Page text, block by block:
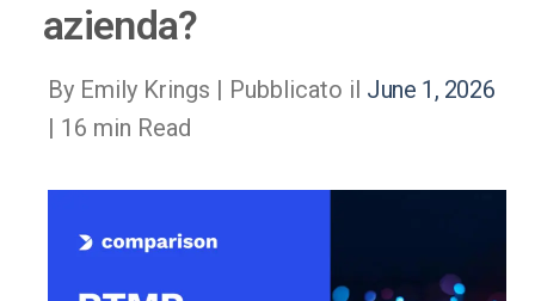
azienda?
By Emily Krings | Pubblicato il June 1, 2026
| 16 min Read